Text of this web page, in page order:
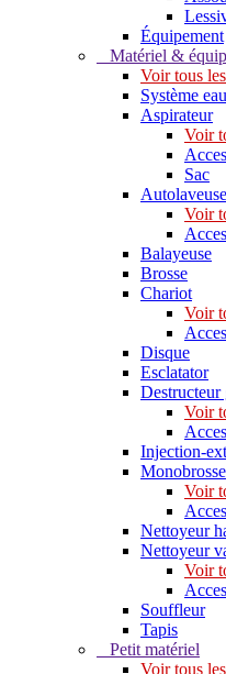
Équipement
Matériel &
Voir tous
Système
Aspirateur
Voir
Sac
Autolaveuse
Voir
Balayeuse
Brosse
Chariot
Voir
Disque
Esclatator
Destructeur
Voir
Injection-
Monobrosse
Voir
Nettoyeur
Nettoyeur
Voir
Souffleur
Tapis
Petit matériel
Voir tous